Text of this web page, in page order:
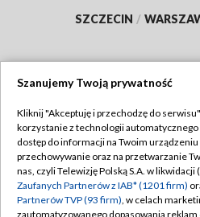
SZCZECIN /
TVP
Abonament TVP
Emisja w TVP
Centrum informacji TVP
Polityka
Moje
Szanujemy Twoją prywatność
Kliknij "Akceptuję i przechodzę do
korzystanie z technologii automatycznego
dostęp do informacji na Twoim
przechowywanie oraz na przetwarzanie
nas, czyli Telewizję Polską S.A. w likwidacji
Zaufanych Partnerów z IAB* (1201 firm)
Partnerów TVP (93 firm), w celach
zautomatyzowanego dopasowania